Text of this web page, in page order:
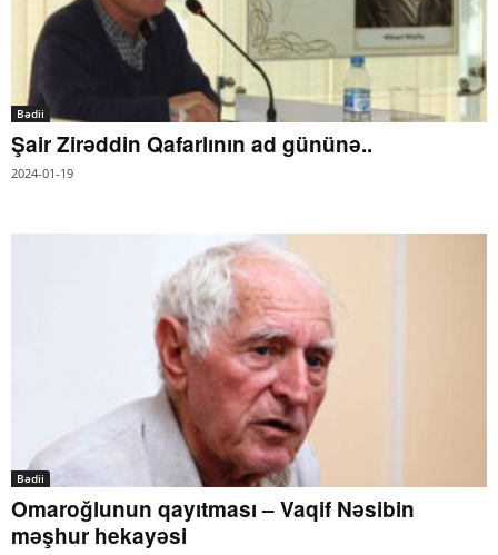
Bədii
Şair Zirəddin Qafarlının ad gününə..
2024-01-19
Bədii
Omaroğlunun qayıtması – Vaqif Nəsibin
məşhur hekayəsi